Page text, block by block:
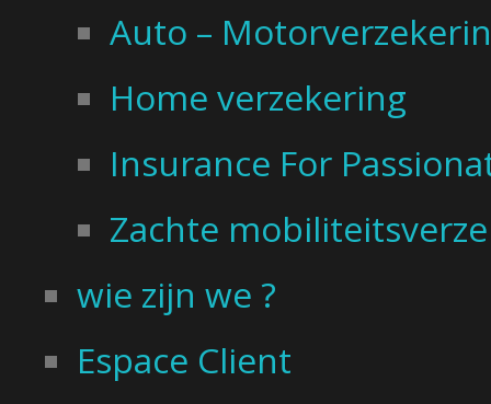
Auto –
Home verzekering
Insurance For
Zachte
wie zijn we ?
Espace Client